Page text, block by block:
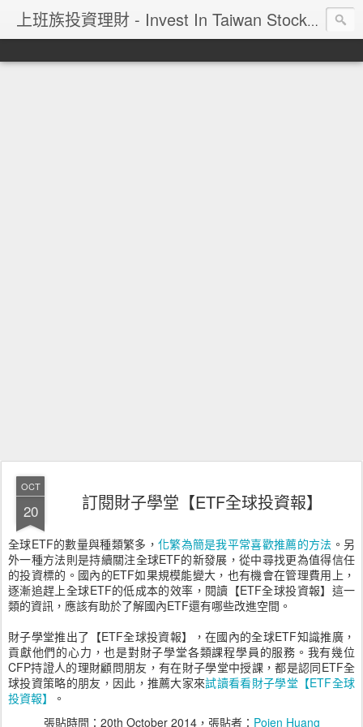
上班族投資理財 - Invest In Taiwan Stock Market
OCT
20 訂閱財子學堂【ETF全球投資報】
全球ETF的數量與種類繁多， 化繁為簡是我平常喜歡推薦的方法 。另
外一種方法則是持續關注全球ETF的新發展，從中尋找更為值得信任
的投資標的。國內的ETF如果規模能變大，也有機會在管理費用上，
逐漸追趕上全球ETF的低成本的效率，閱讀【ETF全球投資報】這一
類的資訊，應該有助於了解國內ETF還有哪些改進空間。
財子學堂推出了【ETF全球投資報】，在國內的全球ETF知識推廣，
貢獻他們的心力，也是對財子學堂各類課程學員的服務。我有幾位
CFP持證人的理財顧問朋友，有在財子學堂中授課，都是認同ETF全
球投資策略的朋友，因此，推薦大家來試讀看看財子學堂【ETF全球
投資報】
。
張貼時間： 20th October 2014，張貼者： Pojen Huang